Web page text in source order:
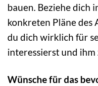
bauen. Beziehe dich
konkreten Pläne des
du dich wirklich für
interessierst und
Wünsche für das